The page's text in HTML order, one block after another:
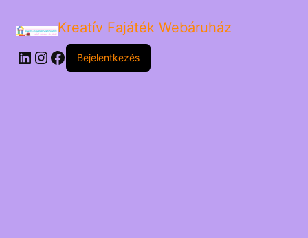
Kreatív Fajáték Webáruház
LinkedIn
Instagram
Facebook
Bejelentkezés